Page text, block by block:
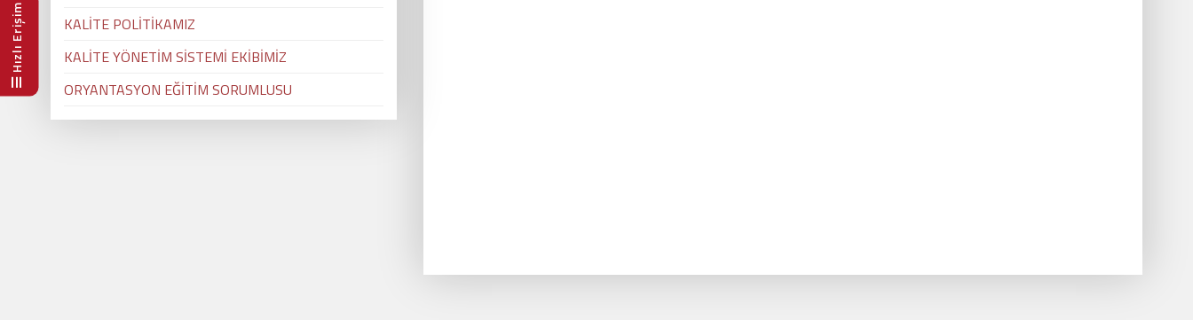
Hızlı Erişim
KALİTE POLİTİKAMIZ
KALİTE YÖNETİM SİSTEMİ EKİBİMİZ
ORYANTASYON EĞİTİM SORUMLUSU